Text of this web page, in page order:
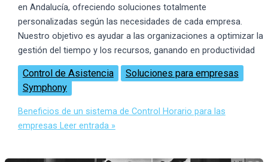
en Andalucía, ofreciendo soluciones totalmente
personalizadas según las necesidades de cada empresa.
Nuestro objetivo es ayudar a las organizaciones a optimizar la
gestión del tiempo y los recursos, ganando en productividad
Control de Asistencia
Soluciones para empresas
Symphony
Beneficios de un sistema de Control Horario para las
empresas Leer entrada »